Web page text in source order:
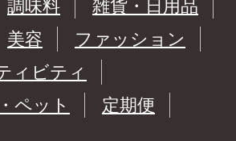
調味料
雑貨・日用品
美容
ファッション
ィビティ
ペット
定期便